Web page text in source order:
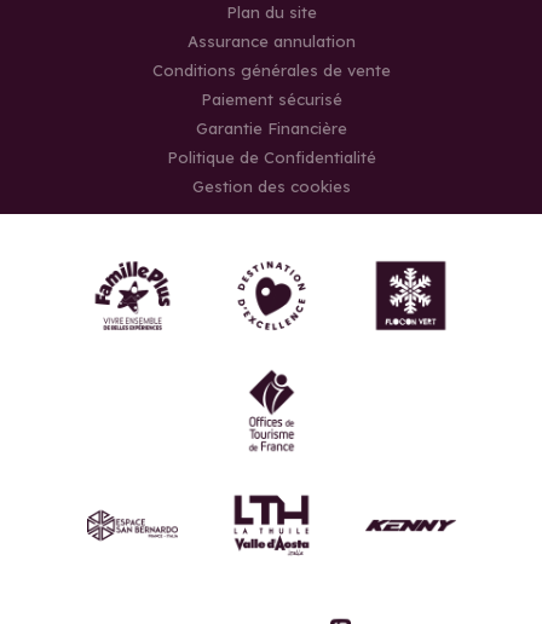
Plan du site
Assurance annulation
Conditions générales de vente
Paiement sécurisé
Garantie Financière
Politique de Confidentialité
Gestion des cookies